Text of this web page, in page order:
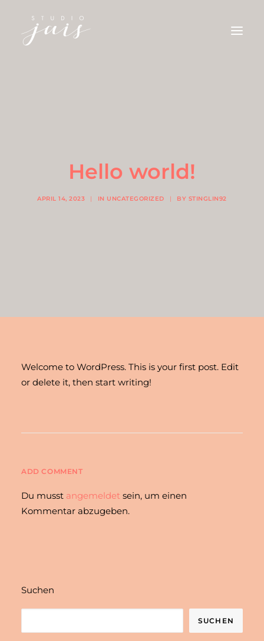
Hello world!
APRIL 14, 2023 | IN UNCATEGORIZED | BY STINGLIN92
Welcome to WordPress. This is your first post. Edit
or delete it, then start writing!
ADD COMMENT
Du musst angemeldet sein, um einen
Kommentar abzugeben.
Suchen
SUCHEN